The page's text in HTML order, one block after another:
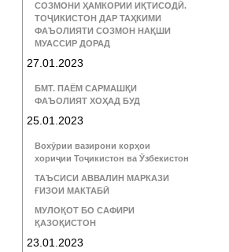
СОЗМОНИ ҲАМКОРИИ ИҚТИСОДӢ.
ТОҶИКИСТОН ДАР ТАҲКИМИ
ФАЪОЛИЯТИ СОЗМОН НАҚШИ
МУАССИР ДОРАД
27.01.2023
БМТ. ПАЁМ САРМАШҚИ
ФАЪОЛИЯТ ХОҲАД БУД
25.01.2023
Вохӯрии вазирони корҳои
хориҷии Тоҷикистон ва Ӯзбекистон
ТАЪСИСИ АВВАЛИН МАРКАЗИ
ҒИЗОИ МАКТАБӢ
МУЛОҚОТ БО САФИРИ
ҚАЗОҚИСТОН
23.01.2023